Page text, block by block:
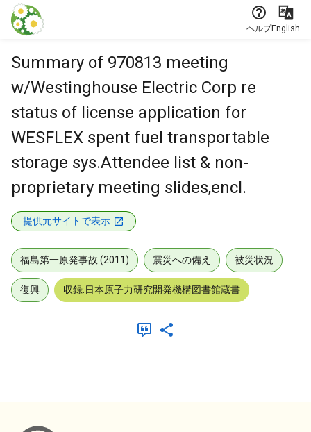
本文に飛ぶ
ヘルプEnglish
Summary of 970813 meeting
w/Westinghouse Electric Corp re
status of license application for
WESFLEX spent fuel transportable
storage sys.Attendee list & non-
proprietary meeting slides,encl.
提供元サイトで表示
福島第一原発事故 (2011) 震災への備え 被災状況
復興 収録:日本原子力研究開発機構図書館蔵書